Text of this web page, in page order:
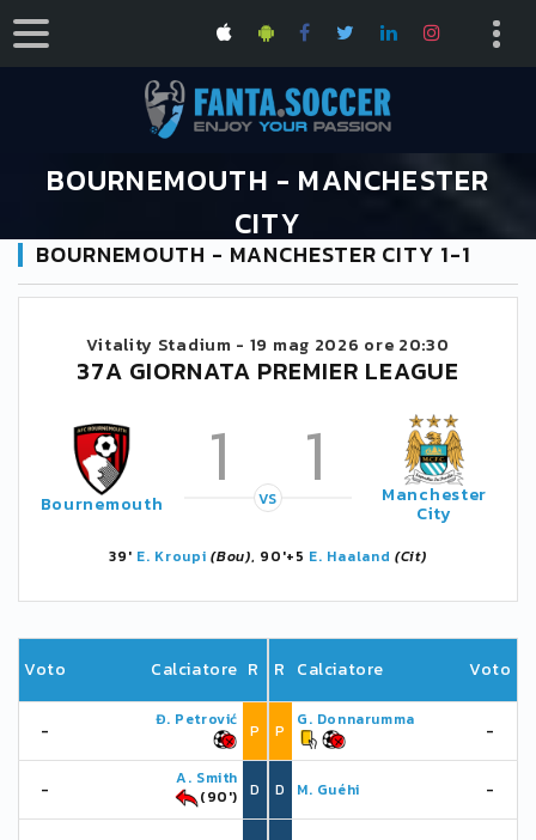
BOURNEMOUTH - MANCHESTER
CITY
HOME
CALENDARIO PREMIER LEAGUE 2025/2026
BOURNEMOUTH - MANCHESTER CITY
BOURNEMOUTH - MANCHESTER CITY 1-1
Vitality Stadium - 19 mag 2026 ore 20:30
37A GIORNATA PREMIER LEAGUE
Bournemouth 1 1
VS Manchester
City
39' E. Kroupi (Bou), 90'+5 E. Haaland (Cit)
Voto Calciatore R
-
Đ. Petrović
P
-
A. Smith
(90')
D
R Calciatore Voto
P
G. Donnarumma
-
D M. Guéhi -